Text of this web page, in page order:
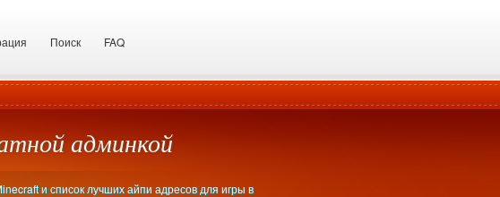
Поиск FAQ
админкой
и список лучших айпи адресов для игры в